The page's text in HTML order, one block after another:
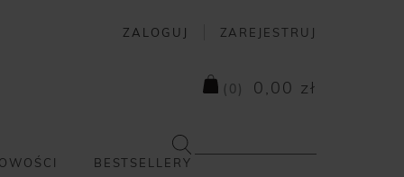
ZALOGUJ ZAREJESTRUJ
( 0 ) 0,00 zł
BESTSELLERY